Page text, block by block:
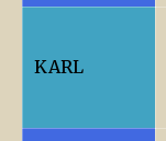
KARL